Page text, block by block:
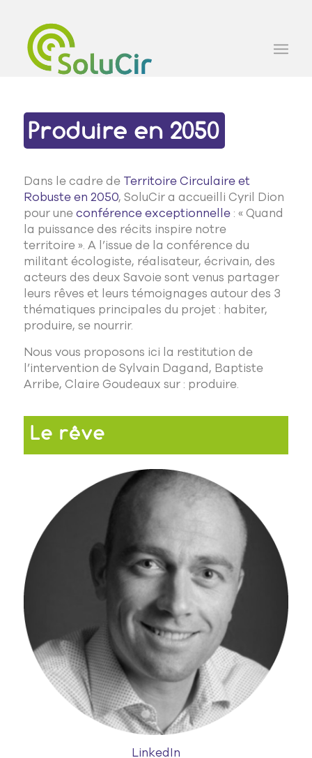
Produire en 2050
Dans le cadre de Territoire Circulaire et
Robuste en 2050, SoluCir a accueilli Cyril Dion
pour uneconférence exceptionnelle: « Quand
la puissance des récits inspire notre
territoire ». A l’issue de la conférence du
militant écologiste, réalisateur, écrivain, des
acteurs des deux Savoie sont venus partager
leurs rêves et leurs témoignages autour des 3
thématiques principales du projet : habiter,
produire, se nourrir.
Nous vous proposons ici la restitution de
l’intervention de Sylvain Dagand, Baptiste
Arribe, Claire Goudeaux sur : produire.
Le rêve
LinkedIn